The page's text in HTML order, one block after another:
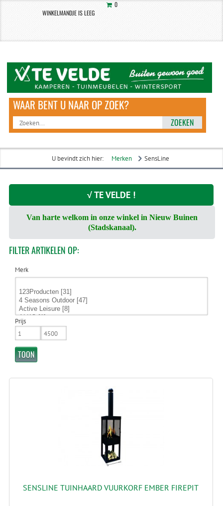
0
WINKELMANDJE IS LEEG
ZOEKEN
U bevindt zich hier: Merken SensLine
√ TE VELDE !
Van harte welkom in onze winkel in Nieuw Buinen
(Stadskanaal).
FILTERARTIKELEN OP:
Merk
Prijs
SENSLINE TUINHAARD VUURKORF EMBER FIREPIT